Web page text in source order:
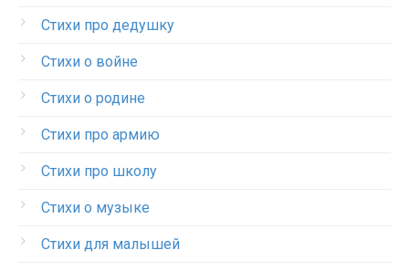
Стихи про дедушку
Стихи о войне
Стихи о родине
Стихи про армию
Стихи про школу
Стихи о музыке
Стихи для малышей